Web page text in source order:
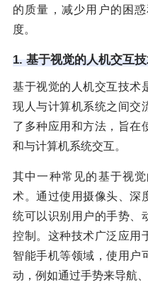
的质量，减少用户的困
度。
1. 基于视觉的人机交互
基于视觉的人机交互技术
现人与计算机系统之间交
了多种应用和方法，旨在
和与计算机系统交互。
其中一种常见的基于视
术。通过使用摄像头、深
统可以识别用户的手势、
控制。这种技术广泛应用
智能手机等领域，使用户
动，例如通过手势来导航